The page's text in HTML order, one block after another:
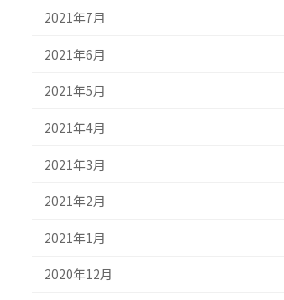
2021年7月
2021年6月
2021年5月
2021年4月
2021年3月
2021年2月
2021年1月
2020年12月